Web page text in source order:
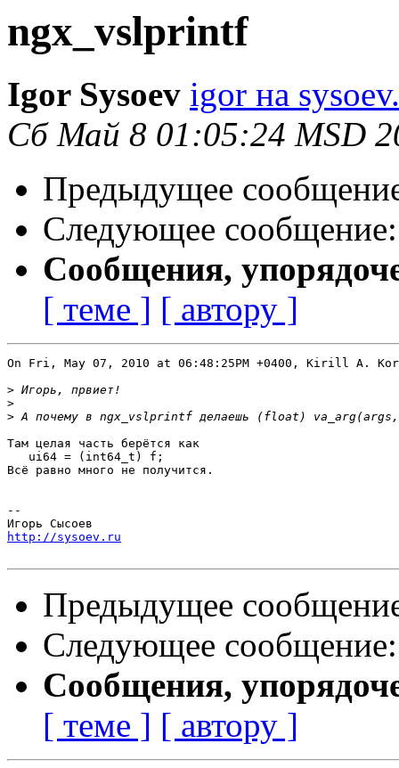
ngx_vslprintf
Igor Sysoev igor на
Сб Май 8 01:05:24 MSD
Предыдущее
Следующее
Сообщения,
[ теме ] [ автору ]
On Fri, May 07, 2010 at 06:48:25PM +0400, Kirill A.
>
>
>
Там целая часть берётся как
   ui64 = (int64_t) f;
Всё равно много не получится.
--
http://sysoev.ru
Предыдущее
Следующее
Сообщения,
[ теме ] [ автору ]